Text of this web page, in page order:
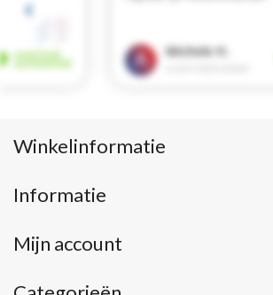
Winkelinformatie
Informatie
Mijn account